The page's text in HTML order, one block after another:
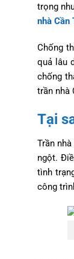
trọng
nhà Cần
Chống
quả lâu
chống
trần nhà
Tại
Trần
ngột.
tình
công